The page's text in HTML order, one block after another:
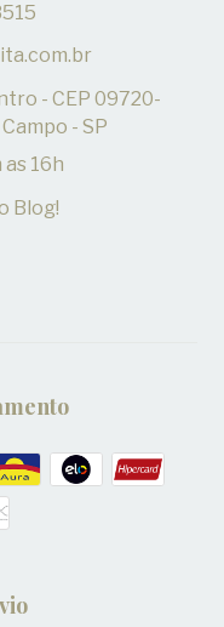
- CEP 09720-
- SP
as 16h
Blog!